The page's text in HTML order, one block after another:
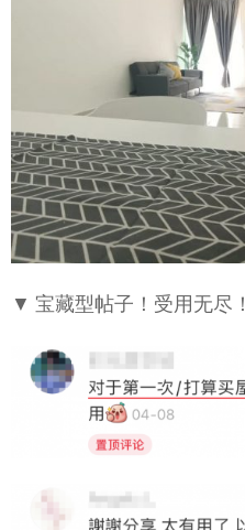
▼ 宝藏型帖子！受用无尽！